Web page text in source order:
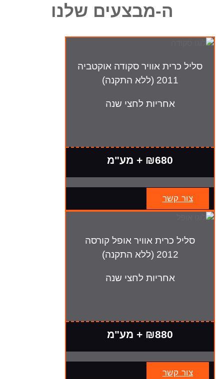
ה-מבצעים שלנו
סליל כרית אוויר סקודה אוקטביה
2011 (ללא התקנה)
אחריות לחצי שנה
₪680 + מע"מ
צור קשר
סליל כרית אוויר אופל קורסה
2012 (ללא התקנה)
אחריות לחצי שנה
₪880 + מע"מ
צור קשר